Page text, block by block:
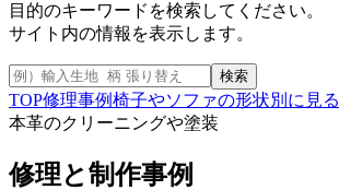
目的のキーワードを検索してください。
サイト内の情報を表示します。
検索
TOP修理事例椅子やソファの形状別に見る
本革のクリーニングや塗装
修理と制作事例